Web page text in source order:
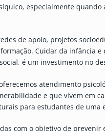
especialmente quando
de apoio, projetos
Cuidar da infância e
é um investimento no
atendimento
e que vivem em
para estudantes de uma
com o objetivo de